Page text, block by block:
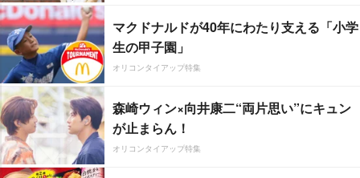
マクドナルドが40年にわたり支える「小学
生の甲子園」
オリコンタイアップ特集
森崎ウィン×向井康二“両片思い”にキュン
が止まらん！
オリコンタイアップ特集